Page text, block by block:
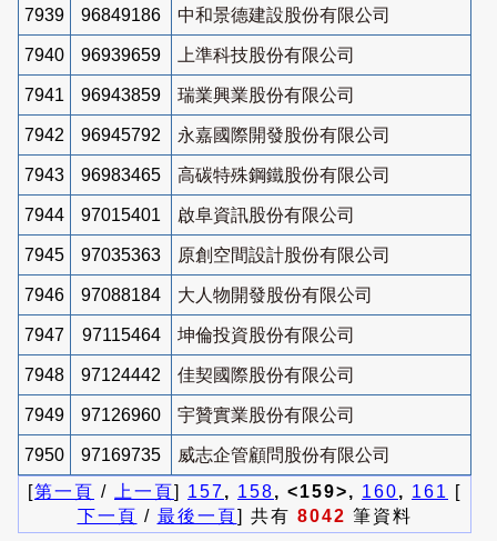
7939 96849186 中和景德建設股份有限公司
7940 96939659 上準科技股份有限公司
7941 96943859 瑞業興業股份有限公司
7942 96945792 永嘉國際開發股份有限公司
7943 96983465 高碳特殊鋼鐵股份有限公司
7944 97015401 啟阜資訊股份有限公司
7945 97035363 原創空間設計股份有限公司
7946 97088184 大人物開發股份有限公司
7947 97115464 坤倫投資股份有限公司
7948 97124442 佳契國際股份有限公司
7949 97126960 宇贊實業股份有限公司
7950 97169735
威志企管顧問股份有限公司
[第一頁 / 上一頁] 157, 158, <159>, 160, 161
[
下一頁 / 最後一頁] 共有 8042 筆資料